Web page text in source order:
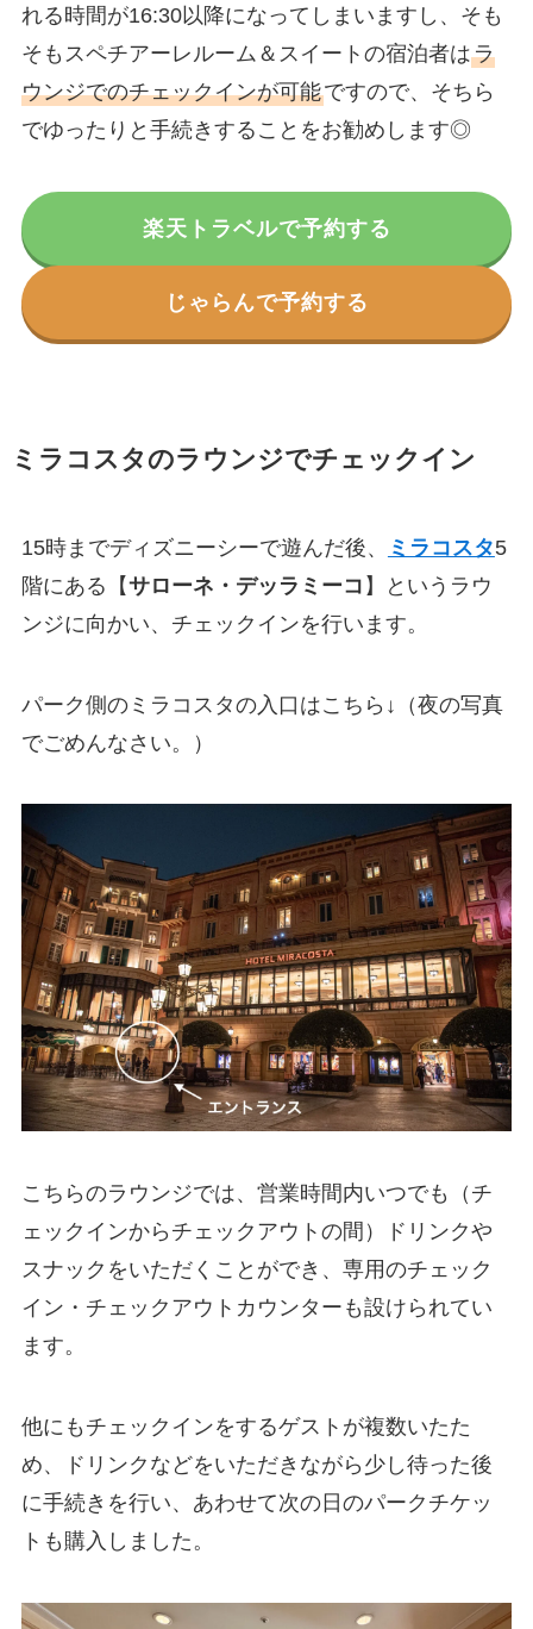
れる時間が16:30以降になってしまいますし、そも
そもスペチアーレルーム＆スイートの宿泊者はラ
ウンジでのチェックインが可能ですので、そちら
でゆったりと手続きすることをお勧めします◎
楽天トラベルで予約する
じゃらんで予約する
ミラコスタのラウンジでチェックイン
15時までディズニーシーで遊んだ後、 ミラコスタ5
階にある【サローネ・デッラミーコ 】というラウ
ンジに向かい、チェックインを行います。
パーク側のミラコスタの入口はこちら↓（夜の写真
でごめんなさい。）
こちらのラウンジでは、営業時間内いつでも（チ
ェックインからチェックアウトの間）ドリンクや
スナックをいただくことができ、専用のチェック
イン・チェックアウトカウンターも設けられてい
ます。
他にもチェックインをするゲストが複数いたた
め、ドリンクなどをいただきながら少し待った後
に手続きを行い、あわせて次の日のパークチケッ
トも購入しました。